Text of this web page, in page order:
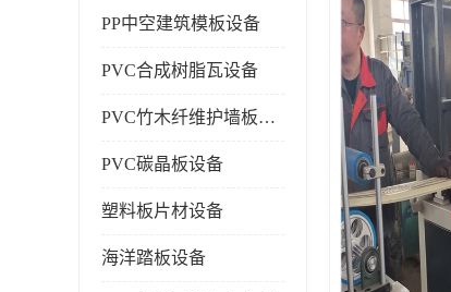
PP中空建筑模板设备
PVC合成树脂瓦设备
PVC竹木纤维护墙板设备
PVC碳晶板设备
塑料板片材设备
海洋踏板设备